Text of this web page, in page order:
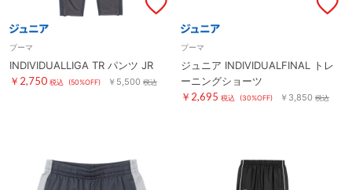
プーマ
INDIVIDUALLIGA TR パンツ JR
￥2,750 税込 (50%OFF) ￥5,500 税込
プーマ
ジュニア INDIVIDUALFINAL トレ
ーニングショーツ
￥2,695 税込 (30%OFF) ￥3,850 税込